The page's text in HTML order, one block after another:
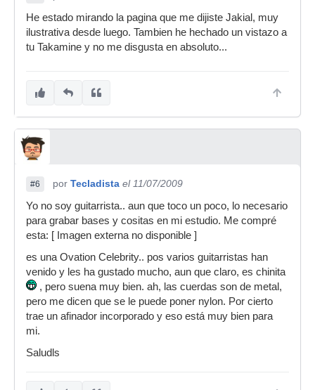
He estado mirando la pagina que me dijiste Jakial, muy
ilustrativa desde luego. Tambien he hechado un vistazo a
tu Takamine y no me disgusta en absoluto...
#6 por Tecladista el 11/07/2009
Yo no soy guitarrista.. aun que toco un poco, lo necesario
para grabar bases y cositas en mi estudio. Me compré
esta: [ Imagen externa no disponible ]
es una Ovation Celebrity.. pos varios guitarristas han
venido y les ha gustado mucho, aun que claro, es chinita
, pero suena muy bien. ah, las cuerdas son de metal,
pero me dicen que se le puede poner nylon. Por cierto
trae un afinador incorporado y eso está muy bien para
mi.
Saludls